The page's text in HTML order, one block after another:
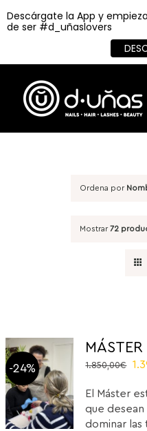
contenido
Ordena por
Mostrar72
-24% 1.850,00€
El
El Máster
que desean
dominar las
Descárgate la App y
de ser #d_uñaslovers